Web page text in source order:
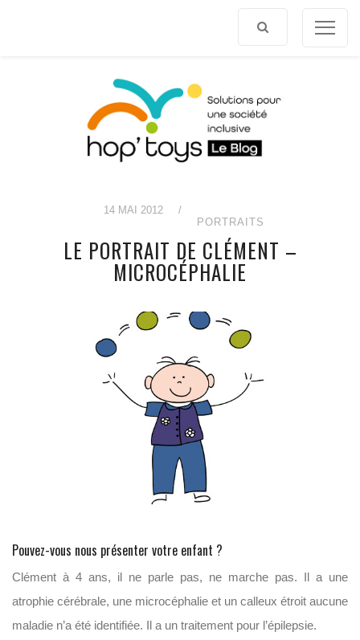
14 MAI 2012
/
PORTRAITS
LE PORTRAIT DE CLÉMENT –
MICROCÉPHALIE
Pouvez-vous nous présenter votre enfant ?
Clément à 4 ans, il ne parle pas, ne marche pas. Il a une
atrophie cérébrale, une microcéphalie et un calleux étroit aucune
maladie n’a été identifiée. Il a un traitement pour l’épilepsie.